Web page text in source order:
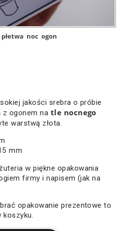
płetwa noc ogon
jakości srebra o próbie
ogonem na tle nocnego
warstwą złota.
mm
w piękne opakowania
firmy i napisem (jak na
opakowanie prezentowe to
koszyku.